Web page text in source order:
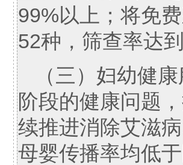
99%以上；将免
52种，筛查率达
（三）妇幼健
阶段的健康问题
续推进消除艾滋
母婴传播率均低